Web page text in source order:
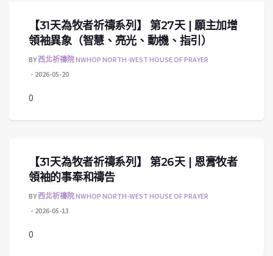
【31天為牧者祈禱系列】 第27天 | 願主加增
領袖異象（智慧、亮光、動機、指引）
BY西北祈禱院 NWHOP NORTH-WEST HOUSE OF PRAYER
2026-05-20
0
【31天為牧者祈禱系列】 第26天 | 恩膏牧者
領袖的事奉和禱告
BY西北祈禱院 NWHOP NORTH-WEST HOUSE OF PRAYER
2026-05-13
0